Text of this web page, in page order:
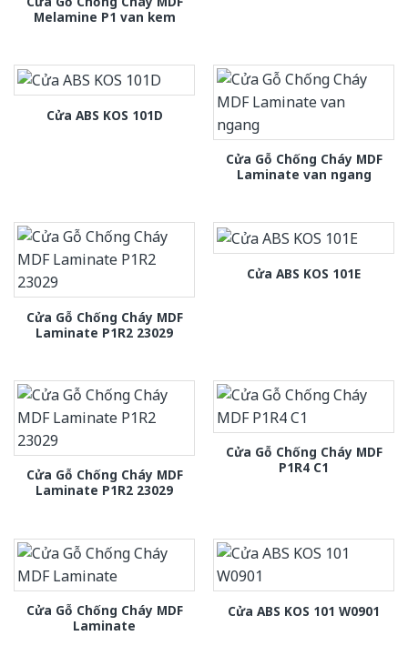
Melamine P1 van kem
Cửa ABS KOS 101D
Cửa Gỗ Chống Cháy MDF
Laminate van ngang
Cửa Gỗ Chống Cháy MDF
Laminate P1R2 23029
Cửa ABS KOS 101E
Cửa Gỗ Chống Cháy MDF
Laminate P1R2 23029
Cửa Gỗ Chống Cháy MDF
P1R4 C1
Cửa Gỗ Chống Cháy MDF
Laminate
Cửa ABS KOS 101 W0901